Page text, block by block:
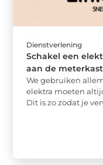
Dienstverlening
Schakel een
aan de meterkast
We gebruiken
elektra moeten
Dit is zo zodat je